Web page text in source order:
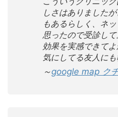
しさはありました
もあるらしく、ネ
思ったので受診し
効果を実感できて
気にしてる友人にも
～google map ク